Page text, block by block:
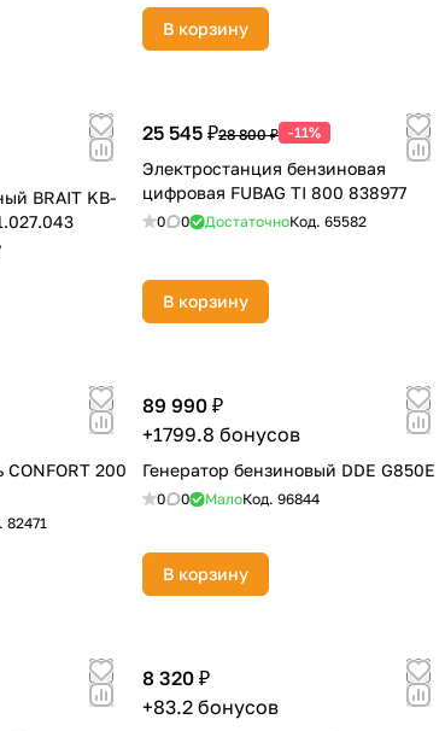
В корзину
BRAIT KB-
25 545 ₽28 800 ₽ -11%
Электростанция бензиновая
цифровая FUBAG TI 800 838977
0 0 ДостаточноКод. 65582
В корзину
200
82471
89 990 ₽
+1799.8 бонусов
Генератор бензиновый DDE G850E
0 0 МалоКод. 96844
В корзину
8 320 ₽
+83.2 бонусов